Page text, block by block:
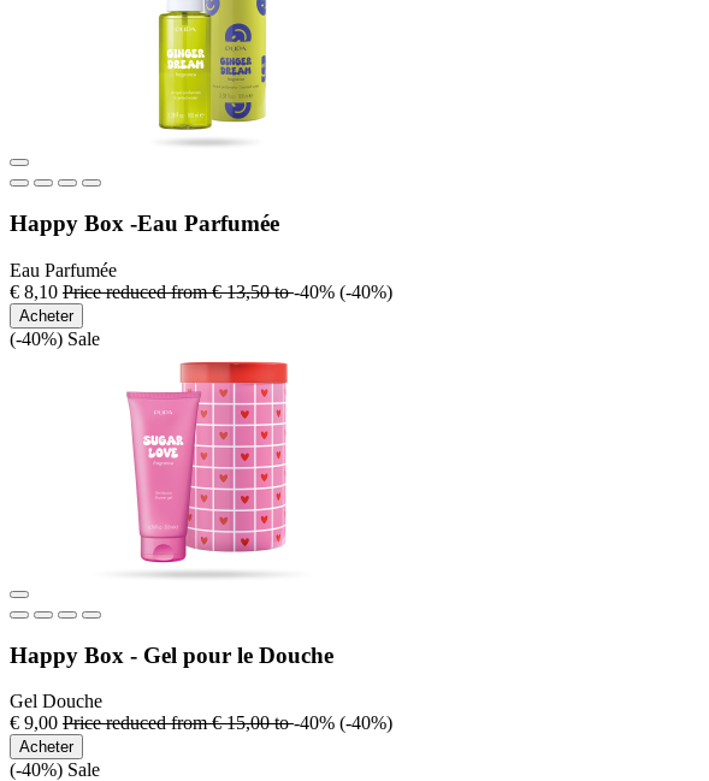
Happy Box -Eau Parfumée
Eau Parfumée
€ 8,10 Price reduced from€ 13,50to-40% (-40%)
Acheter
(-40%) Sale
Happy Box - Gel pour le Douche
Gel Douche
€ 9,00 Price reduced from€ 15,00to-40% (-40%)
Acheter
(-40%) Sale